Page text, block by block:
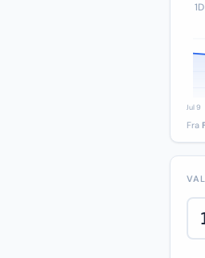
1D
Fra